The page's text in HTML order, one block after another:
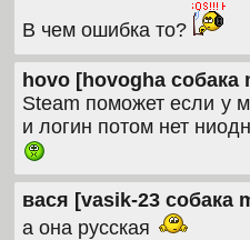
В чем ошибка то?
hovo [hovogha собака
Steam поможет если у
и логин потом нет
вася [vasik-23 собака
а она русская